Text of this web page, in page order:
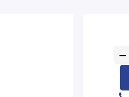
−